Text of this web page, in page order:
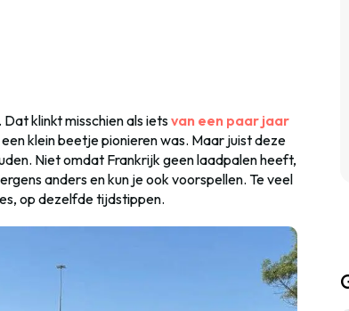
klinkt misschien als ietsvan een paar jaar
klein beetje pionieren was. Maar juist deze
Niet omdat Frankrijk geen laadpalen heeft,
anders en kun je ook voorspellen. Te veel
op dezelfde tijdstippen.